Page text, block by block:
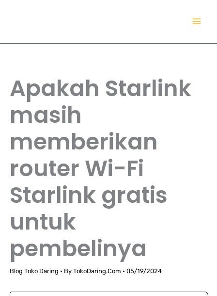
Apakah Starlink
masih
memberikan
router Wi-Fi
Starlink gratis
untuk
pembelinya
Blog Toko Daring • By TokoDaring.Com • 05/19/2024